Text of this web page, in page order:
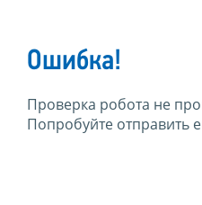
Ошибка!
Проверка робота не
Попробуйте отправить